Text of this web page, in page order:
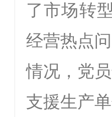
了市场转
经营热点
情况，党
支援生产